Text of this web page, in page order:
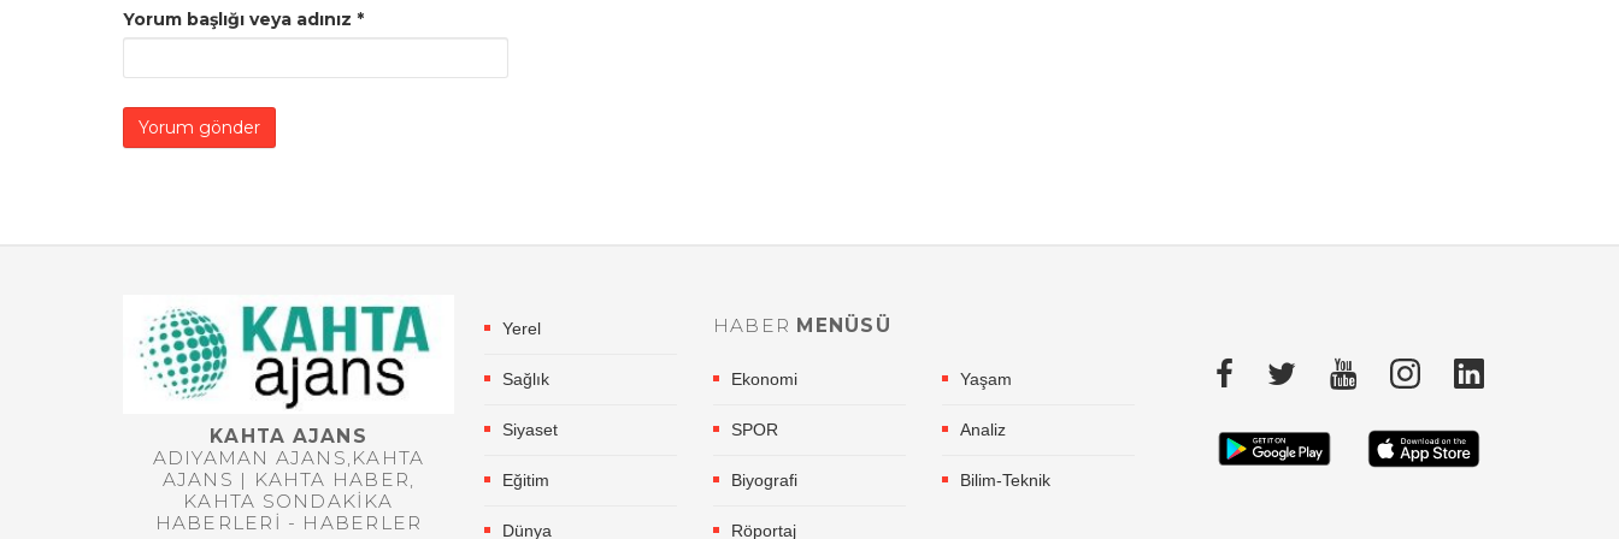
Yorum başlığı veya adınız *
KAHTA AJANS
ADIYAMAN AJANS,KAHTA
AJANS | KAHTA HABER,
KAHTA SONDAKIKA
HABERLERI - HABERLER
Yerel
Sağlık
Siyaset
Eğitim
Dünya
HABER MENÜSÜ
Ekonomi
SPOR
Biyografi
Röportaj
Yaşam
Analiz
Bilim-Teknik